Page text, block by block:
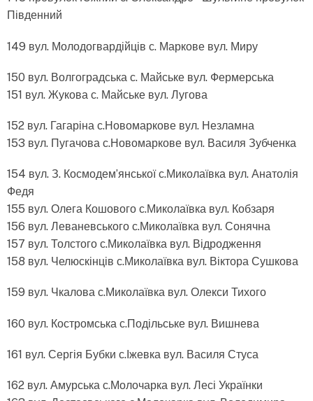
Південний
149 вул. Молодогвардійців с. Маркове вул. Миру
150 вул. Волгоградська с. Майське вул. Фермерська
151 вул. Жукова с. Майське вул. Лугова
152 вул. Гагаріна с.Новомаркове вул. Незламна
153 вул. Пугачова с.Новомаркове вул. Василя Зубченка
154 вул. З. Космодем’янської с.Миколаївка вул. Анатолія
Федя
155 вул. Олега Кошового с.Миколаївка вул. Кобзаря
156 вул. Леваневського с.Миколаївка вул. Сонячна
157 вул. Толстого с.Миколаївка вул. Відродження
158 вул. Челюскінців с.Миколаївка вул. Віктора Сушкова
159 вул. Чкалова с.Миколаївка вул. Олекси Тихого
160 вул. Костромська с.Подільське вул. Вишнева
161 вул. Сергія Бубки с.Іжевка вул. Василя Стуса
162 вул. Амурська с.Молочарка вул. Лесі Українки